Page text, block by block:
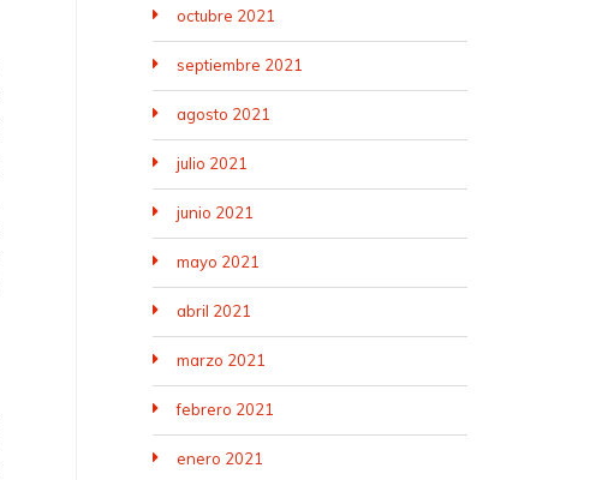
octubre 2021
septiembre 2021
agosto 2021
julio 2021
junio 2021
mayo 2021
abril 2021
marzo 2021
febrero 2021
enero 2021